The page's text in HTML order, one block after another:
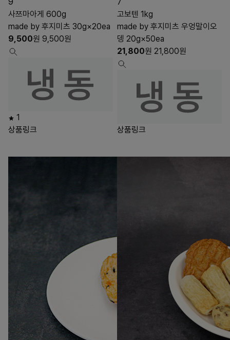
9
사쯔마아게 600g
made by 후지미츠 30g×20ea
9,500원 9,500원
1
상품링크
7
고보텐 1kg
made by 후지미츠 우엉말이오
뎅 20g×50ea
21,800원 21,800원
상품링크